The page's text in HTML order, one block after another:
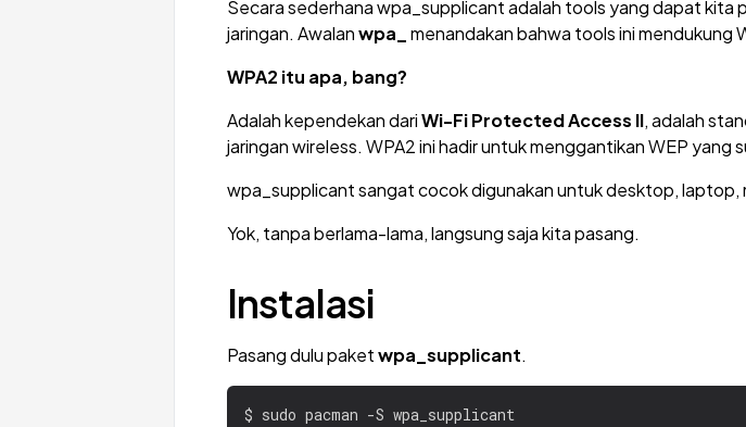
Secara sederhana wpa_supplicant adalah tools yang dapat
jaringan. Awalanwpa_
menandakan bahwa tools ini mendukung
WPA2 itu apa, bang?
Adalah kependekan dariWi-Fi Protected Access II, adalah
jaringan wireless. WPA2 ini hadir untuk menggantikan WEP yang
wpa_supplicant sangat cocok digunakan untuk desktop,
Yok, tanpa berlama-lama, langsung saja kita pasang.
Instalasi
Pasang dulu paketwpa_supplicant.